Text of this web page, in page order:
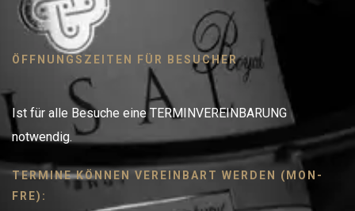
ÖFFNUNGSZEITEN FÜR BESUCHER
Ist für alle Besuche eine TERMINVEREINBARUNG
notwendig.
TERMINE KÖNNEN VEREINBART WERDEN (MON-
FRE):